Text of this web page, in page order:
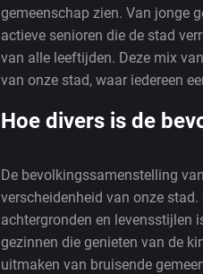
gemeenschap zien. Van jonge
actieve senioren die de stad
van alle leeftijden. Deze mix
van onze stad, waar iedereen
Hoe divers is de
De bevolkingssamenstelling
verscheidenheid van onze
achtergronden en levensstijlen
gezinnen die genieten van de
uitmaken van bruisende